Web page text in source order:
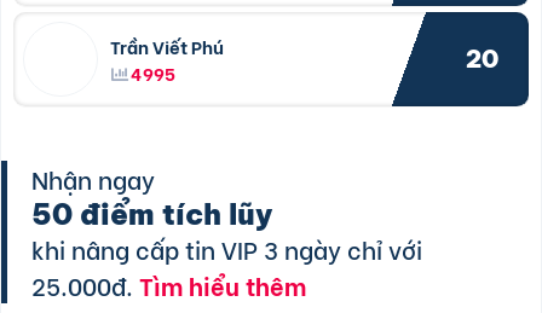
Trần Viết Phú
4995
20
Nhận ngay
50 điểm tích lũy
khi nâng cấp tin VIP 3 ngày chỉ với
25.000đ.Tìm hiểu thêm